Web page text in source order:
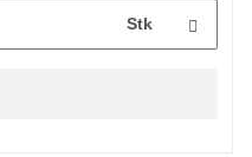
Stk